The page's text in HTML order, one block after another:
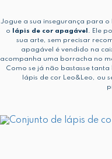
Jogue a sua insegurança para
o
lápis de cor apagável . Ele
sua arte, sem precisar
apagável é vendido na
acompanha uma borracha no
Como se já não bastasse
lápis de cor Leo&Leo, ou